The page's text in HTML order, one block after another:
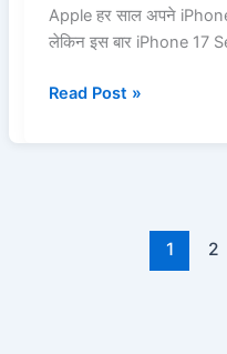
Apple हर साल अपने
लेकिन इस बार iPhone 17
नया?
Read Post »
1 2